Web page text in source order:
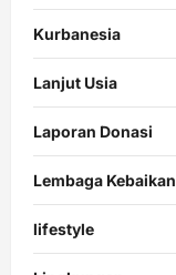
Kurbanesia
Lanjut Usia
Laporan Donasi
Lembaga Kebaikan
lifestyle